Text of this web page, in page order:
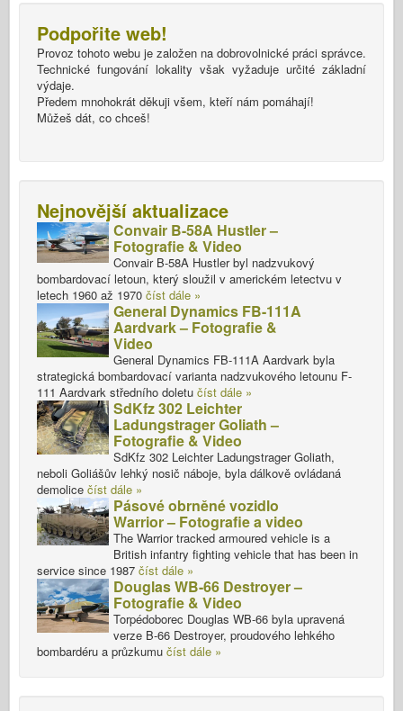
Podpořite web!
Provoz tohoto webu je založen na dobrovolnické práci správce.
Technické fungování lokality však vyžaduje určité základní
výdaje.
Předem mnohokrát děkuji všem, kteří nám pomáhají!
Můžeš dát, co chceš!
Nejnovější aktualizace
Convair B-58A Hustler –
Fotografie & Video
Convair B-58A Hustler byl nadzvukový
bombardovací letoun, který sloužil v americkém letectvu v
letech 1960 až 1970 číst dále »
General Dynamics FB-111A
Aardvark – Fotografie &
Video
General Dynamics FB-111A Aardvark byla
strategická bombardovací varianta nadzvukového letounu F-
111 Aardvark středního doletu číst dále »
SdKfz 302 Leichter
Ladungstrager Goliath –
Fotografie & Video
SdKfz 302 Leichter Ladungstrager Goliath,
neboli Goliášův lehký nosič náboje, byla dálkově ovládaná
demolice číst dále »
Pásové obrněné vozidlo
Warrior – Fotografie a video
The Warrior tracked armoured vehicle is a
British infantry fighting vehicle that has been in
service since 1987 číst dále »
Douglas WB-66 Destroyer –
Fotografie & Video
Torpédoborec Douglas WB-66 byla upravená
verze B-66 Destroyer, proudového lehkého
bombardéru a průzkumu číst dále »